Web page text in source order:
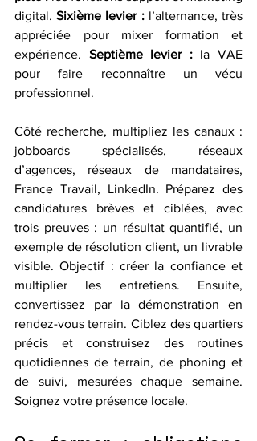
digital. Sixième levier : l’alternance, très
appréciée pour mixer formation et
expérience. Septième levier : la VAE
pour faire reconnaître un vécu
professionnel.
Côté recherche, multipliez les canaux :
jobboards spécialisés, réseaux
d’agences, réseaux de mandataires,
France Travail, LinkedIn. Préparez des
candidatures brèves et ciblées, avec
trois preuves : un résultat quantifié, un
exemple de résolution client, un livrable
visible. Objectif : créer la confiance et
multiplier les entretiens. Ensuite,
convertissez par la démonstration en
rendez-vous terrain. Ciblez des quartiers
précis et construisez des routines
quotidiennes de terrain, de phoning et
de suivi, mesurées chaque semaine.
Soignez votre présence locale.